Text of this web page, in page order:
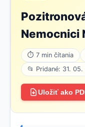
Nemocnici
⏱ 7 min čítania
📂 Pridané: 31. 05.
Uložiť ako